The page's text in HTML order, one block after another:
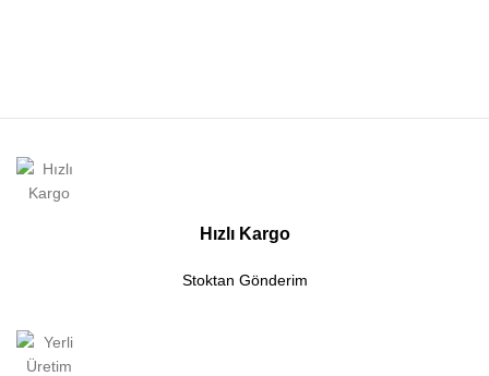
Hızlı Kargo
Stoktan Gönderim